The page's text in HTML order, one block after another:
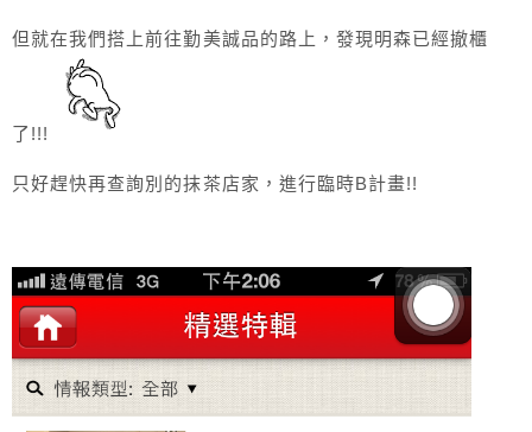
但就在我們搭上前往勤美誠品的路上，發現明森已經撤櫃
了!!!
只好趕快再查詢別的抹茶店家，進行臨時B計畫!!